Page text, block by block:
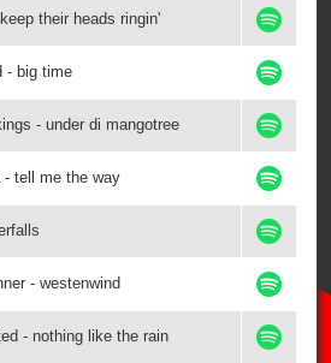
their heads ringin'
- big time
- under di mangotree
- tell me the way
- westenwind
- nothing like the rain